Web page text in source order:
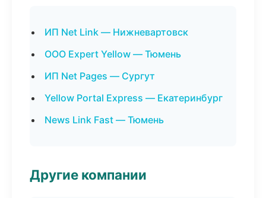
ИП Net Link — Нижневартовск
ООО Expert Yellow — Тюмень
ИП Net Pages — Сургут
Yellow Portal Express — Екатеринбург
News Link Fast — Тюмень
Другие компании